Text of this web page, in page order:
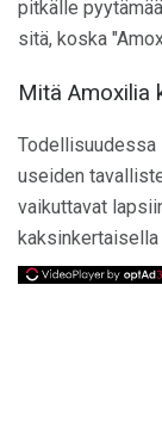
pitkälle
sitä, koska
Mitä Amoxilia
Todellisuudessa
useiden
vaikuttavat